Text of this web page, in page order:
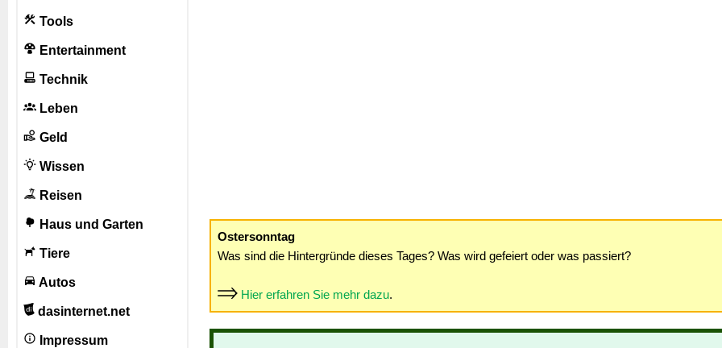
Tools
Entertainment
Technik
Leben
Geld
Wissen
Reisen
Haus und Garten
Tiere
Autos
dasinternet.net
Impressum
Ostersonntag
Was sind die Hintergründe dieses Tages? Was wird gefeiert oder was passiert?
Hier erfahren Sie mehr dazu.